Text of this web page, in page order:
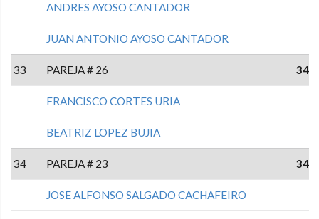
ANDRES AYOSO CANTADOR
JUAN ANTONIO AYOSO CANTADOR
33 PAREJA # 26 34
FRANCISCO CORTES URIA
BEATRIZ LOPEZ BUJIA
34 PAREJA # 23 34
JOSE ALFONSO SALGADO CACHAFEIRO